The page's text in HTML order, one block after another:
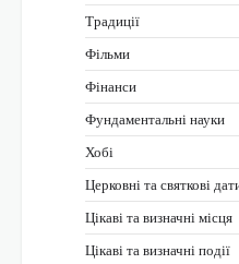
Традиції
Фільми
Фінанси
Фундаментальні науки
Хобі
Церковні та святкові
Цікаві та визначні місця
Цікаві та визначні події